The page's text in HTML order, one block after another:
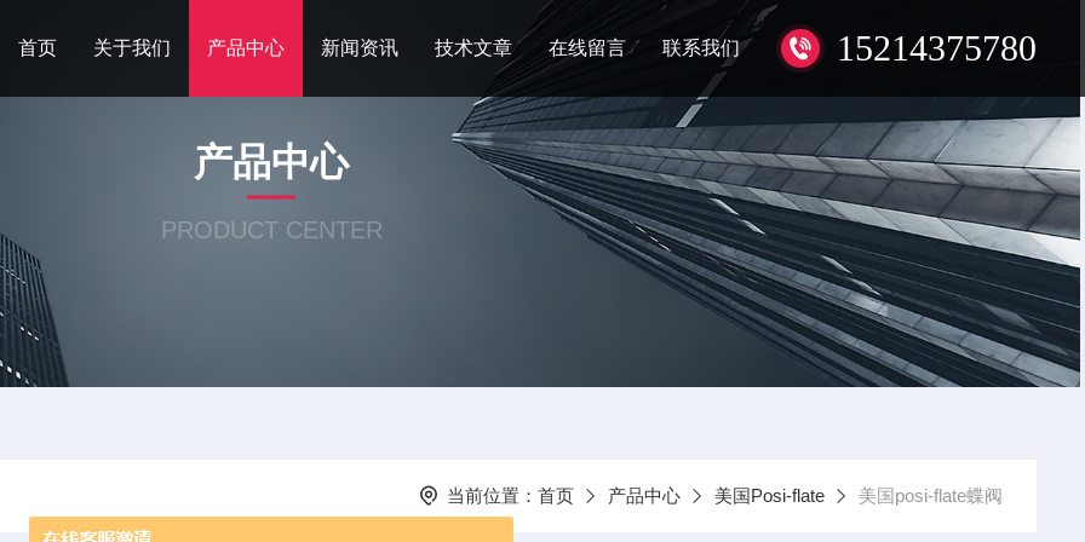
15214375780
首页 关于我们 产品中心 新闻资讯 技术文章 在线留言 联系我们
产品中心
PRODUCT CENTER
当前位置： 首页 产品中心 美国Posi-flate 美国posi-flate蝶阀